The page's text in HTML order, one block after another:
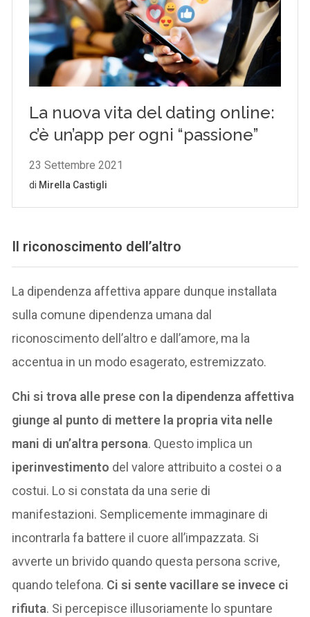
Il riconoscimento dell’altro
La dipendenza affettiva appare dunque installata
sulla comune dipendenza umana dal
riconoscimento dell’altro e dall’amore, ma la
accentua in un modo esagerato, estremizzato.
Chi si trova alle prese con la dipendenza affettiva
giunge al punto di mettere la propria vita nelle
mani di un’altra persona. Questo implica un
iperinvestimento del valore attribuito a costei o a
costui. Lo si constata da una serie di
manifestazioni. Semplicemente immaginare di
incontrarla fa battere il cuore all’impazzata. Si
avverte un brivido quando questa persona scrive,
quando telefona. Ci si sente vacillare se invece ci
rifiuta. Si percepisce illusoriamente lo spuntare